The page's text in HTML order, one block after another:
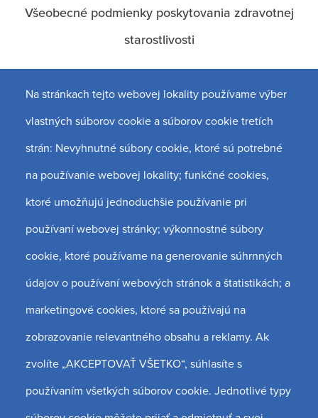
Na stránkach tejto webovej lokality používame výber
vlastných súborov cookie a súborov cookie tretích
strán: Nevyhnutné súbory cookie, ktoré sú potrebné
na používanie webovej lokality; funkčné cookies,
ktoré umožňujú jednoduchšie používanie pri
používaní webovej stránky; výkonnostné súbory
cookie, ktoré používame na generovanie súhrnných
údajov o používaní webových stránok a štatistikách; a
marketingové cookies, ktoré sa používajú na
zobrazovanie relevantného obsahu a reklamy. Ak
zvolíte „AKCEPTOVAŤ VŠETKO“, súhlasíte s
používaním všetkých súborov cookie. Jednotlivé typy
Všeobecné podmienky poskytovania zdravotnej
starostlivosti
AXIS-DENT S.R.O
AXIS-DENT Dunajská Streda
Veľkoblahovská cesta 1063/5
92901 Dunajská Streda
+421 948 303 124
info@axis-dent.eu